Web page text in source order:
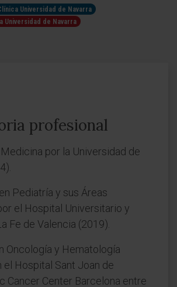
Universidad de Navarra
Universidad de Navarra
profesional
por la Universidad de
Pediatría y sus Áreas
el Hospital Universitario y
Fe de Valencia (2019).
Oncología y Hematología
el Hospital Sant Joan de
Cancer Center Barcelona entre